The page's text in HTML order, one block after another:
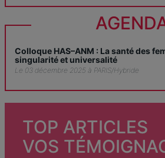
Colloque HAS–ANM : La santé des
singularité et universalité
Le 03 décembre 2025 à PARIS/Hybride
TOP ARTICLES
VOS